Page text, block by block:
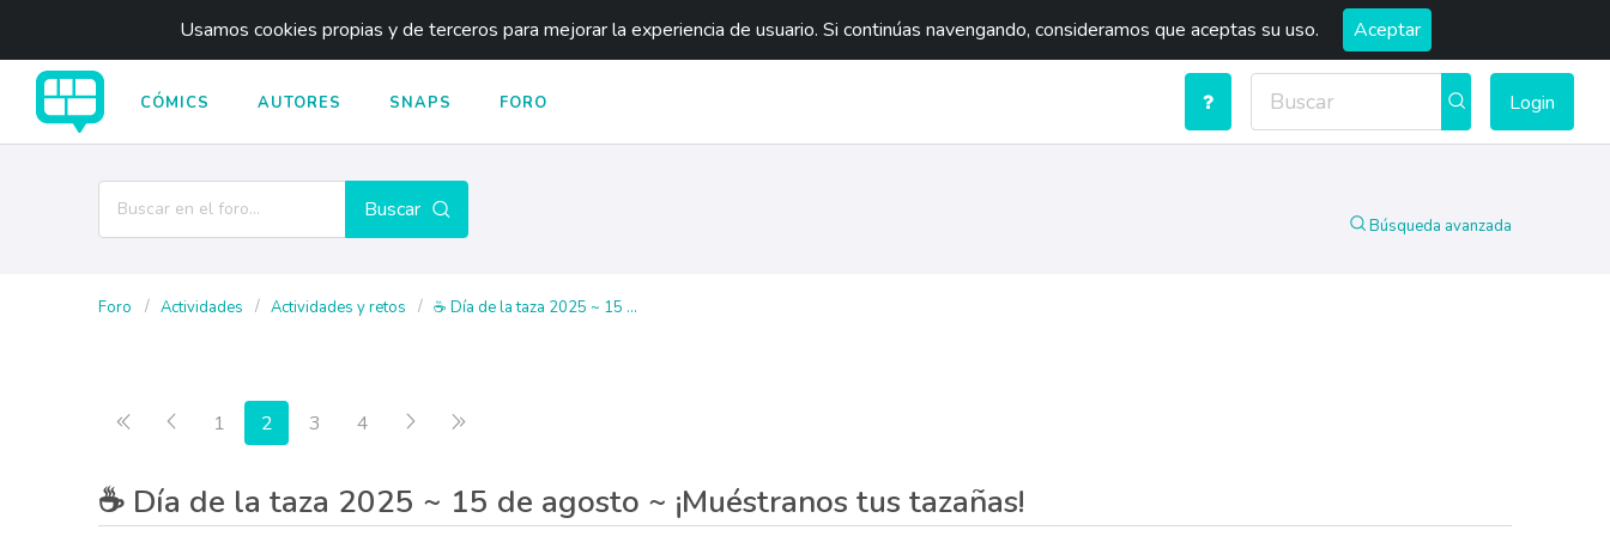
Usamos cookies propias y de terceros para mejorar la experiencia de usuario. Si continúas navengando, consideramos que aceptas su uso. Aceptar
CÓMICS AUTORES SNAPS FORO Login
Buscar
Búsqueda avanzada
Foro Actividades Actividades y retos ☕ Día de la taza 2025 ~ 15 ...
Primera página
Anterior
1 2 3 4 Siguiente
☕ Día de la taza 2025 ~ 15 de agosto ~ ¡Muéstranos tus tazañas!